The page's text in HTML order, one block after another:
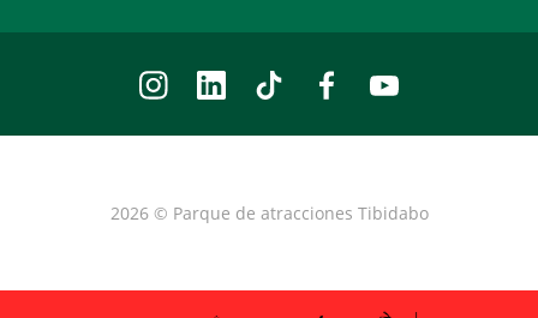
2026 © Parque de atracciones Tibidabo